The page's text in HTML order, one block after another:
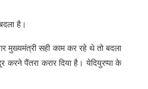
है।
मुख्यमंत्री सही काम कर रहे थे तो बदला
करने पैंतरा करार दिया है। येदियुरप्पा के